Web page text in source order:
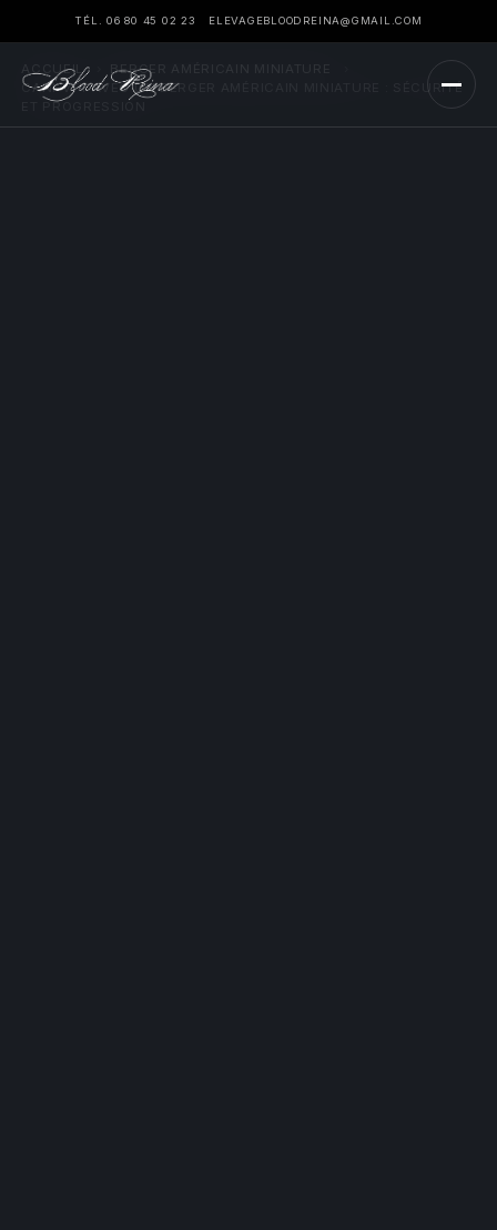
TÉL. 06 80 45 02 23 ELEVAGEBLOODREINA@GMAIL.COM
ACCUEIL BERGER AMÉRICAIN MINIATURE
CANI-VTT AVEC UN BERGER AMÉRICAIN MINIATURE : SÉCURITÉ
ET PROGRESSION